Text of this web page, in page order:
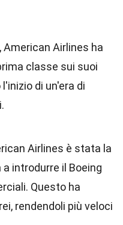
American Airlines ha
classe sui suoi
di un'era di
Airlines è stata la
introdurre il Boeing
Questo ha
rendendoli più veloci